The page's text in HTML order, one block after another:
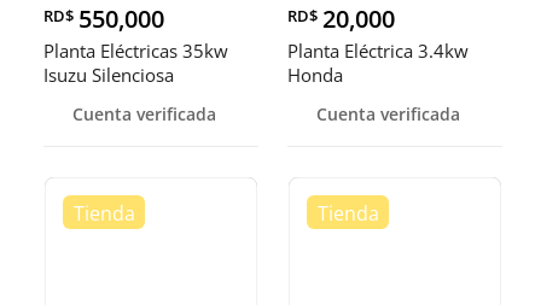
RD$ 550,000
Planta Eléctricas 35kw
Isuzu Silenciosa
Cuenta verificada
RD$ 20,000
Planta Eléctrica 3.4kw
Honda
Cuenta verificada